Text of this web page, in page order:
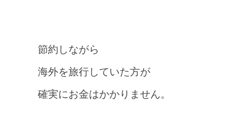
節約しながら
海外を旅行していた方が
確実にお金はかかりません。